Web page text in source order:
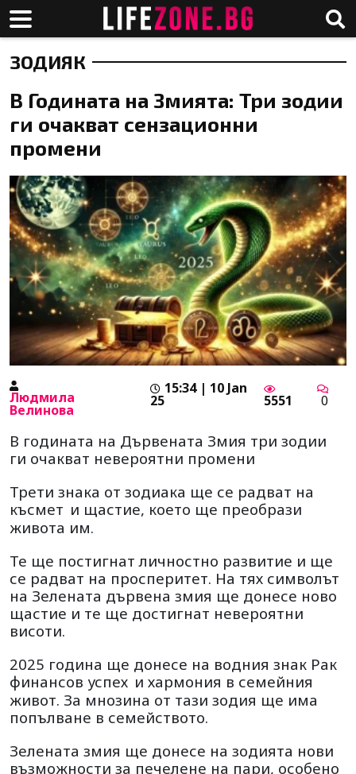
ЗОДИЯК
В Годината на Змията: Три зодии
ги очакват сензационни
промени
Людмила
Велинова
15:34 | 10 Jan
25 5551 0
В годината на Дървената Змия три зодии
ги очакват невероятни промени
Трети знака от зодиака ще се радват на
късмет и щастие, което ще преобрази
живота им.
Те ще постигнат личностно развитие и ще
се радват на просперитет. На тях символът
на Зелената дървена змия ще донесе ново
щастие и те ще достигнат невероятни
висоти.
2025 година ще донесе на водния знак Рак
финансов успех и хармония в семейния
живот. За мнозина от тази зодия ще има
попълване в семейството.
Зелената змия ще донесе на зодията нови
възможности за печелене на пари, особено